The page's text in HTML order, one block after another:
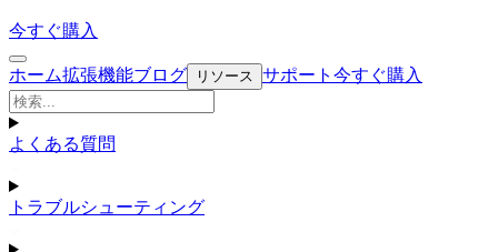
今すぐ購入
ホーム拡張機能ブログ リソース サポート 今すぐ購入
よくある質問
トラブルシューティング